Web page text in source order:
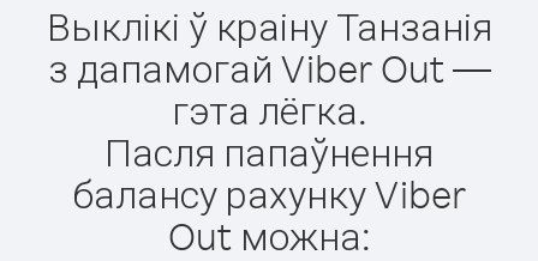
Выклікі ў краіну Танзанія
з дапамогай Viber Out —
гэта лёгка.
Пасля папаўнення
балансу рахунку Viber
Out можна: